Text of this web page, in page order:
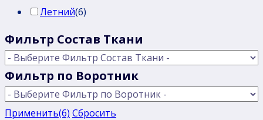
Летний(6)
Фильтр Состав Ткани
Фильтр по Воротник
Применить(6) Сбросить